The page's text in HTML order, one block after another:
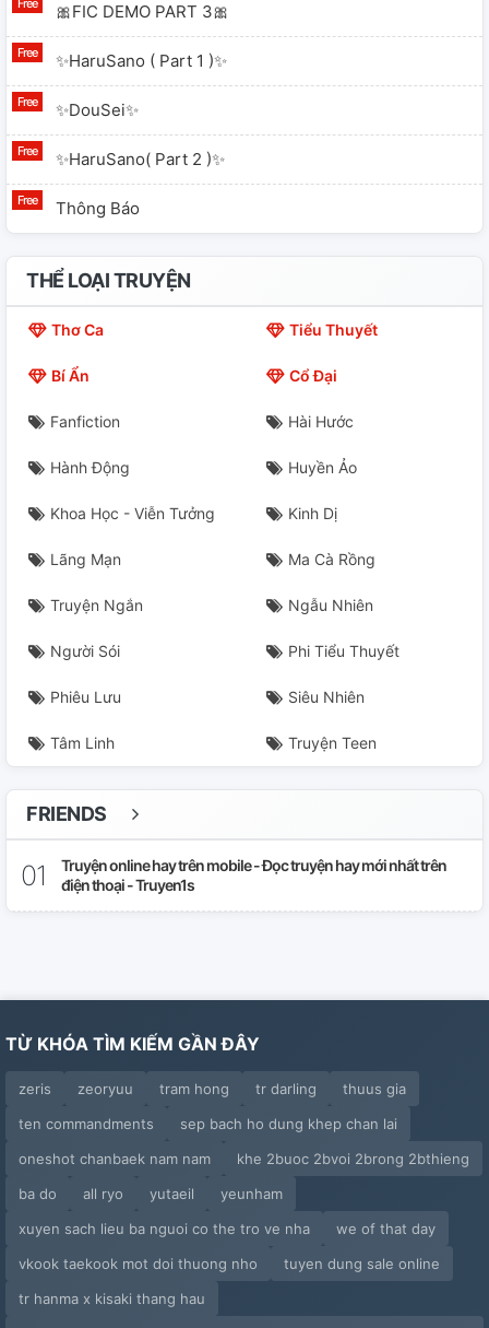
🎀FIC DEMO PART 3🎀
✨HaruSano ( Part 1 )✨
✨DouSei✨
✨HaruSano( Part 2 )✨
Thông Báo
THỂ LOẠI TRUYỆN
Thơ Ca Tiểu Thuyết
Bí Ẩn Cổ Đại
Fanfiction Hài Hước
Hành Động Huyền Ảo
Khoa Học - Viễn Tưởng Kinh Dị
Lãng Mạn Ma Cà Rồng
Truyện Ngắn Ngẫu Nhiên
Người Sói Phi Tiểu Thuyết
Phiêu Lưu Siêu Nhiên
Tâm Linh Truyện Teen
FRIENDS
Truyện online hay trên mobile - Đọc truyện hay mới nhất trên
điện thoại - Truyen1s
TỪ KHÓA TÌM KIẾM GẦN ĐÂY
zeris zeoryuu tram hong tr darling
thuus gia
ten commandments
sep bach ho dung khep chan lai
oneshot chanbaek nam nam
khe 2buoc 2bvoi 2brong 2bthieng
ba do
all ryo yutaeil
yeunham
xuyen sach lieu ba nguoi co the tro ve nha
we of that day
vkook taekook mot doi thuong nho
tuyen dung sale online
tr hanma x kisaki thang hau